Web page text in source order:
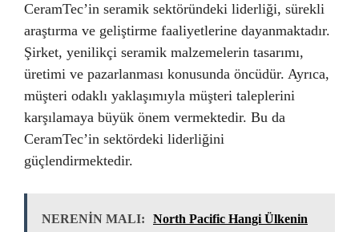
CeramTec’in seramik sektöründeki liderliği, sürekli
araştırma ve geliştirme faaliyetlerine dayanmaktadır.
Şirket, yenilikçi seramik malzemelerin tasarımı,
üretimi ve pazarlanması konusunda öncüdür. Ayrıca,
müşteri odaklı yaklaşımıyla müşteri taleplerini
karşılamaya büyük önem vermektedir. Bu da
CeramTec’in sektördeki liderliğini
güçlendirmektedir.
NERENİN MALI:
North Pacific Hangi Ülkenin